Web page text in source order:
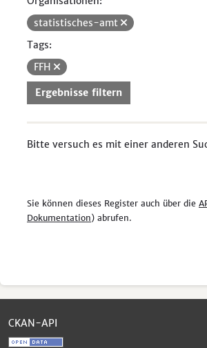
statistisches-amt
Tags:
FFH
Ergebnisse filtern
Bitte versuch es mit einer anderen
Sie können dieses Register auch über die
Dokumentation) abrufen.
CKAN-API